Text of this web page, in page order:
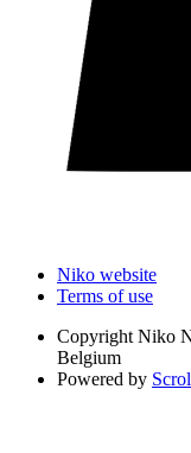
Niko website
Terms of use
Copyright Niko
Belgium
Powered by